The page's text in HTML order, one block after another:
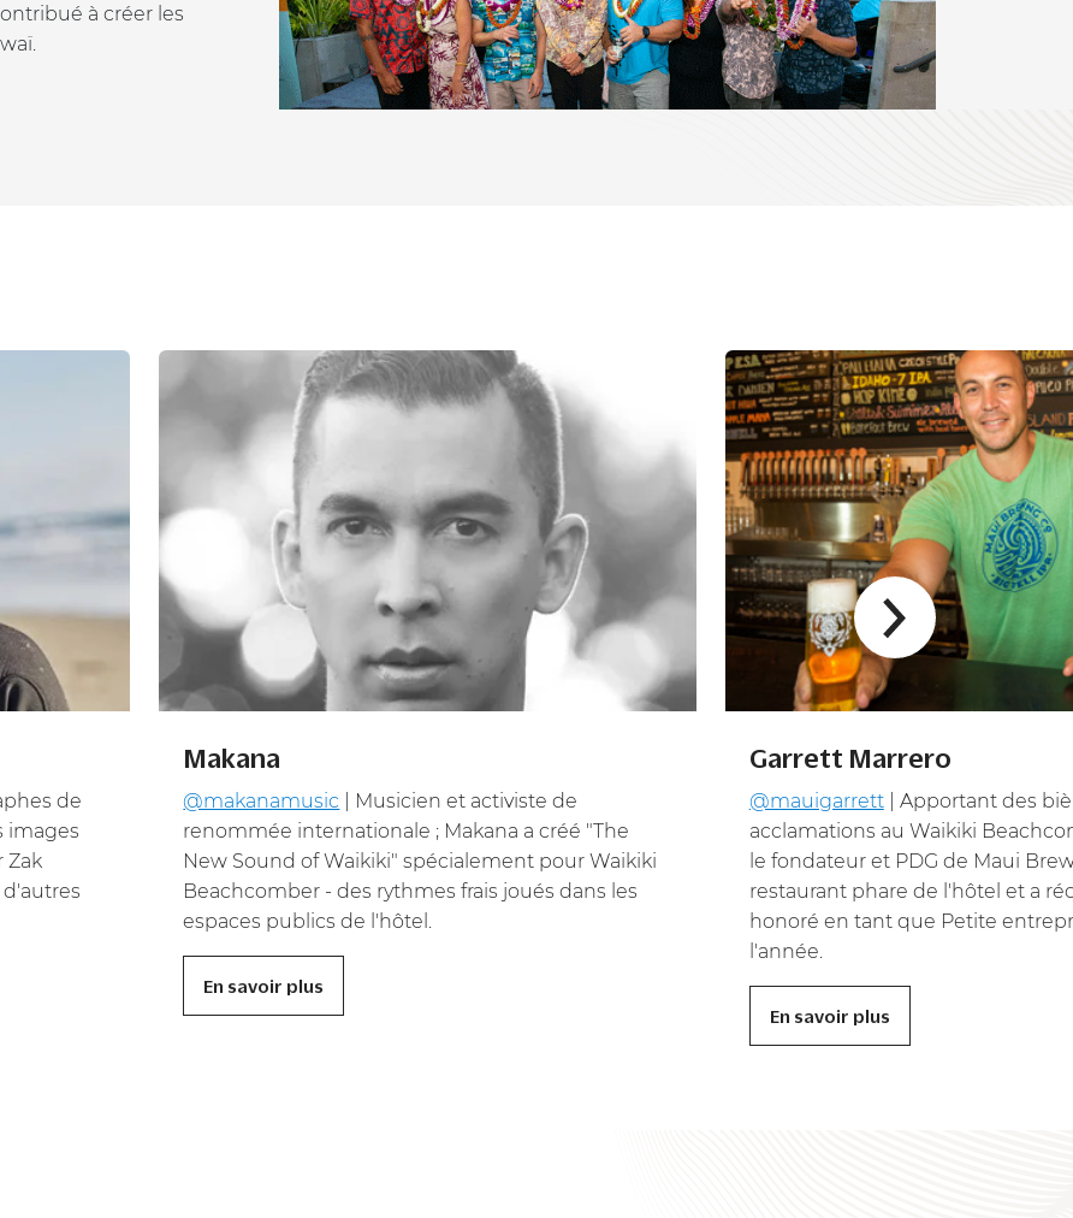
à créer les
de
images
Zak
Makana
@makanamusic | Musicien et activiste de
renommée internationale ; Makana a créé "The
New Sound of Waikiki" spécialement pour Waikiki
Beachcomber - des rythmes frais joués dans les
espaces publics de l'hôtel.
En savoir plus
Garrett Marrero
@mauigarrett| Apportant des
acclamations au Waikiki
le fondateur et PDG de Maui
restaurant phare de l'hôtel et a
honoré en tant que Petite
l'année.
En savoir plus